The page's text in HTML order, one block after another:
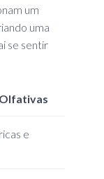
um
uma
se sentir
e